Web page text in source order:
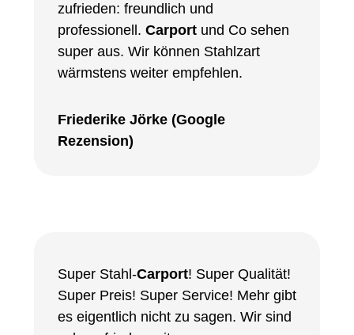
zufrieden: freundlich und
professionell. Carportund Co sehen
super aus. Wir können Stahlzart
wärmstens weiter empfehlen.
Friederike Jörke (Google
Rezension)
Super Stahl-Carport! Super Qualität!
Super Preis! Super Service! Mehr gibt
es eigentlich nicht zu sagen. Wir sind